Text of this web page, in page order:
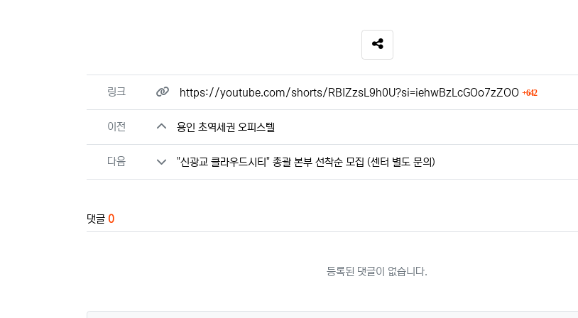
SNS 공유
관련자료
링크 https://youtube.com/shorts/RBIZzsL9h0U?si=iehwBzLcGOo7zZOO 642회 연결
이전 용인 초역세권 오피스텔
다음 "신광교 클라우드시티" 총괄 본부 선착순 모집 (센터 별도 문의)
댓글 0
등록된 댓글이 없습니다.